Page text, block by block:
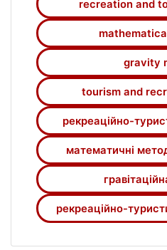
recreation and
gravity
tourism and
рекреаційно-
математичні
рекреаційно-